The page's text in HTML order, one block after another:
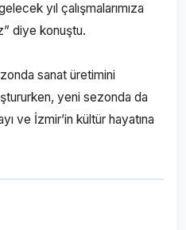
yıl çalışmalarımıza
diye konuştu.
sanat üretimini
yeni sezonda da
ve İzmir’in kültür hayatına